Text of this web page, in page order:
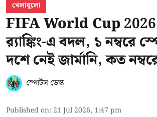
খেলাধুলো
FIFA World Cup
র‍্যাঙ্কিং-এ বদল, ১ নম্বরে
দশে নেই জার্মানি, কত
স্পোর্টস ডেস্ক
Published on: 21 Jul 2026, 1:47 pm